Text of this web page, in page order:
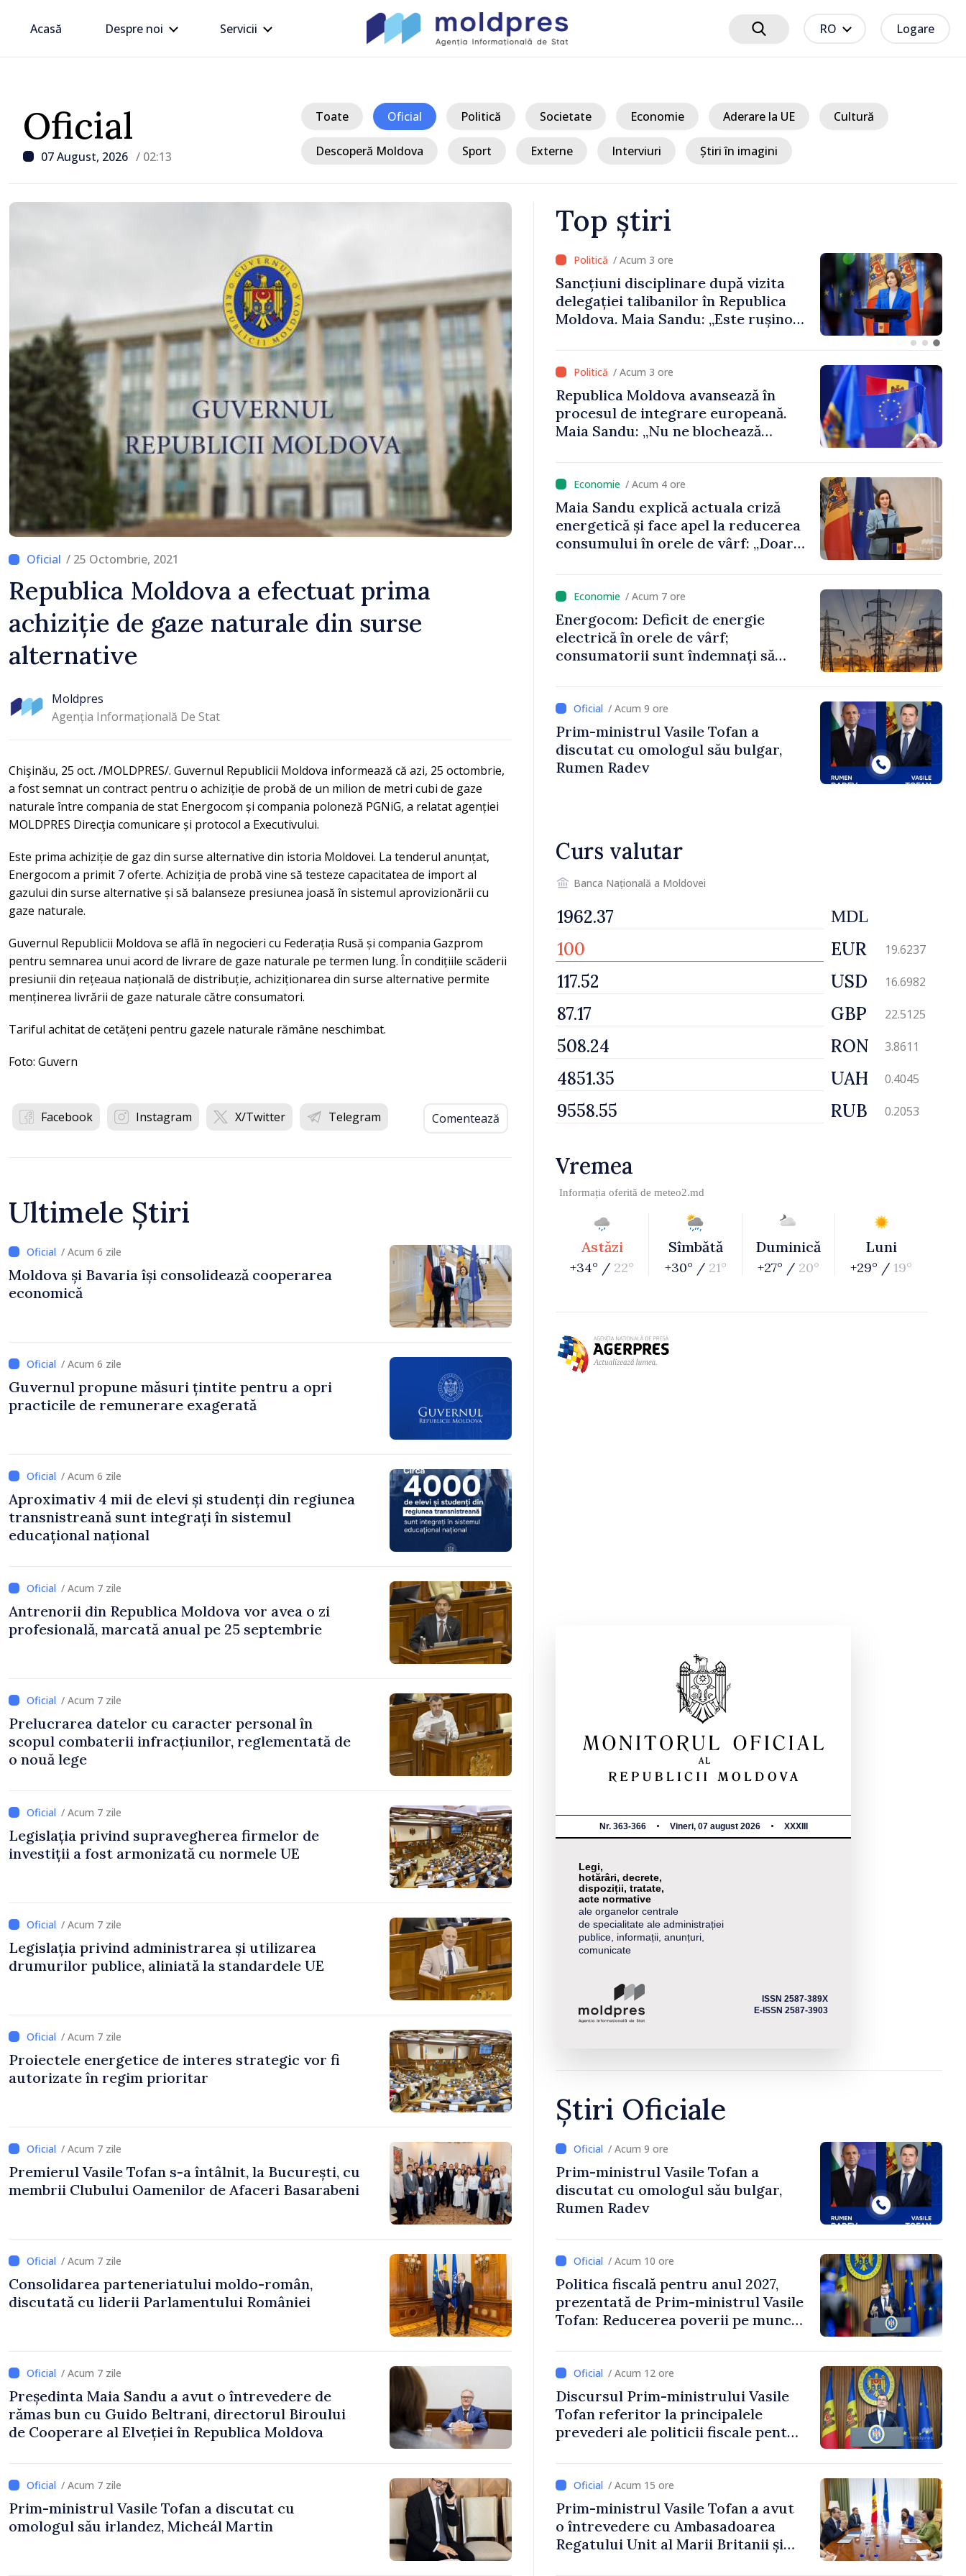
Acasă Despre noi Servicii RO Logare
Oficial
07 August, 2026 / 02:13
Toate Oficial Politică Societate Economie Aderare la UE Cultură
Descoperă Moldova Sport Externe Interviuri Știri în imagini
/ 25 Octombrie, 2021
Republica Moldova a efectuat prima
achiziție de gaze naturale din surse
alternative
Moldpres
Agenția Informațională De Stat
Chişinău, 25 oct. /MOLDPRES/. Guvernul Republicii Moldova informează că azi, 25 octombrie,
a fost semnat un contract pentru o achiziție de probă de un milion de metri cubi de gaze
naturale între compania de stat Energocom și compania poloneză PGNiG, a relatat agenției
MOLDPRES Direcţia comunicare și protocol a Executivului.
Este prima achiziție de gaz din surse alternative din istoria Moldovei. La tenderul anunțat,
Energocom a primit 7 oferte. Achiziția de probă vine să testeze capacitatea de import al
gazului din surse alternative și să balanseze presiunea joasă în sistemul aprovizionării cu
gaze naturale.
Guvernul Republicii Moldova se află în negocieri cu Federația Rusă și compania Gazprom
pentru semnarea unui acord de livrare de gaze naturale pe termen lung. În condițiile scăderii
presiunii din rețeaua națională de distribuție, achiziționarea din surse alternative permite
menținerea livrării de gaze naturale către consumatori.
Tariful achitat de cetățeni pentru gazele naturale rămâne neschimbat.
Foto: Guvern
Facebook Instagram X/Twitter Telegram Comentează
Ultimele Știri
/ Acum 6 zile
Moldova și Bavaria își consolidează cooperarea
economică
/ Acum 6 zile
Guvernul propune măsuri țintite pentru a opri
practicile de remunerare exagerată
/ Acum 6 zile
Aproximativ 4 mii de elevi și studenți din regiunea
transnistreană sunt integrați în sistemul
educațional național
/ Acum 7 zile
Antrenorii din Republica Moldova vor avea o zi
profesională, marcată anual pe 25 septembrie
/ Acum 7 zile
Prelucrarea datelor cu caracter personal în
scopul combaterii infracțiunilor, reglementată de
o nouă lege
/ Acum 7 zile
Legislația privind supravegherea firmelor de
investiții a fost armonizată cu normele UE
/ Acum 7 zile
Legislația privind administrarea și utilizarea
drumurilor publice, aliniată la standardele UE
/ Acum 7 zile
Proiectele energetice de interes strategic vor fi
autorizate în regim prioritar
/ Acum 7 zile
Premierul Vasile Tofan s-a întâlnit, la București, cu
membrii Clubului Oamenilor de Afaceri Basarabeni
/ Acum 7 zile
Consolidarea parteneriatului moldo-român,
discutată cu liderii Parlamentului României
/ Acum 7 zile
Președinta Maia Sandu a avut o întrevedere de
rămas bun cu Guido Beltrani, directorul Biroului
de Cooperare al Elveției în Republica Moldova
/ Acum 7 zile
Prim-ministrul Vasile Tofan a discutat cu
omologul său irlandez, Micheál Martin
Top știri
/ Acum 2 ore
Linia electrică de 330 kV Bălți–
Dnestrovsk, grav avariată în urma
calamităților naturale
/ Acum 3 ore
Sancțiuni disciplinare după vizita
delegației talibanilor în Republica
Moldova. Maia Sandu: „Este rușinos
/ Acum 3 ore
Republica Moldova avansează în
procesul de integrare europeană.
Maia Sandu: „Nu ne blochează
/ Acum 4 ore
Maia Sandu explică actuala criză
energetică și face apel la reducerea
consumului în orele de vârf: „Doar
/ Acum 7 ore
Energocom: Deficit de energie
electrică în orele de vârf;
consumatorii sunt îndemnați să
/ Acum 9 ore
Prim-ministrul Vasile Tofan a
discutat cu omologul său bulgar,
Rumen Radev
Curs valutar
Banca Națională a Moldovei
MDL
EUR 19.6237
USD 16.6982
GBP 22.5125
RON 3.8611
UAH 0.4045
RUB 0.2053
Vremea
Informația oferită de meteo2.md
Astăzi
+34° / 22°
Sîmbătă
+30° / 21°
Duminică
+27° / 20°
Luni
+29° / 19°
Nr. 363-366 Vineri, 07 august 2026 XXXIII
Legi,
hotărâri, decrete,
dispoziții, tratate,
acte normative
ale organelor centrale
de specialitate ale administrației
publice, informații, anunțuri,
comunicate
ISSN 2587-389X
E-ISSN 2587-3903
Știri Oficiale
/ Acum 9 ore
Prim-ministrul Vasile Tofan a
discutat cu omologul său bulgar,
Rumen Radev
/ Acum 10 ore
Politica fiscală pentru anul 2027,
prezentată de Prim-ministrul Vasile
Tofan: Reducerea poverii pe muncă,
/ Acum 12 ore
Discursul Prim-ministrului Vasile
Tofan referitor la principalele
prevederi ale politicii fiscale pentru
/ Acum 15 ore
Prim-ministrul Vasile Tofan a avut
o întrevedere cu Ambasadoarea
Regatului Unit al Marii Britanii și